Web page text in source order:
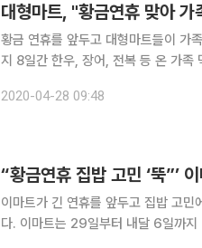
대형마트, "황금연휴 맞아
황금 연휴를 앞두고 대형마트들이 가족 먹거리 할인
지 8일간 한우, 장어, 전복 등 온 가
트는 한우자조금관리위원회와 공동
2020-04-28 09:48
“황금연휴 집밥 고민 ‘뚝”’
이마트가 긴 연휴를 앞두고 집밥 고
다. 이마트는 29일부터 내달 6일까